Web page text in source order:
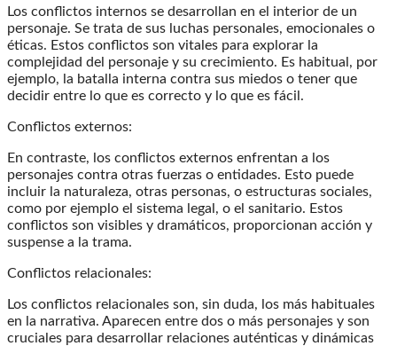
Los conflictos internos se desarrollan en el interior de un
personaje. Se trata de sus luchas personales, emocionales o
éticas. Estos conflictos son vitales para explorar la
complejidad del personaje y su crecimiento. Es habitual, por
ejemplo, la batalla interna contra sus miedos o tener que
decidir entre lo que es correcto y lo que es fácil.
Conflictos externos:
En contraste, los conflictos externos enfrentan a los
personajes contra otras fuerzas o entidades. Esto puede
incluir la naturaleza, otras personas, o estructuras sociales,
como por ejemplo el sistema legal, o el sanitario. Estos
conflictos son visibles y dramáticos, proporcionan acción y
suspense a la trama.
Conflictos relacionales:
Los conflictos relacionales son, sin duda, los más habituales
en la narrativa. Aparecen entre dos o más personajes y son
cruciales para desarrollar relaciones auténticas y dinámicas